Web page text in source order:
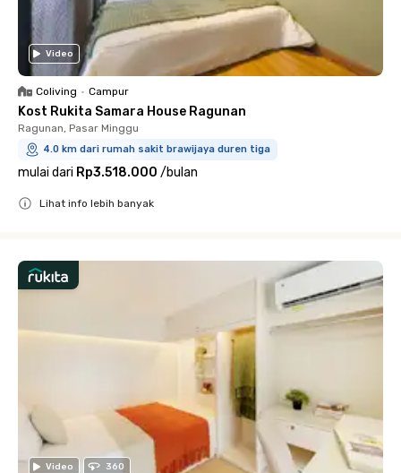
Video
Coliving • Campur
Kost Rukita Samara House Ragunan
Ragunan, Pasar Minggu
4.0 km dari rumah sakit brawijaya duren tiga
mulai dari Rp3.518.000 /bulan
Lihat info lebih banyak
Video 360